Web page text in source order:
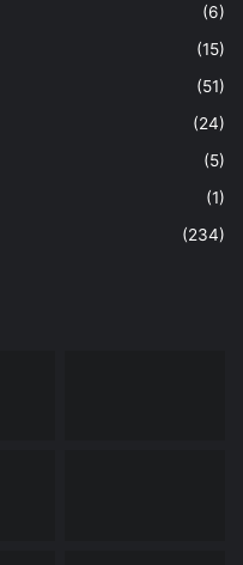
(6)
(15)
(51)
(24)
(5)
(1)
(234)